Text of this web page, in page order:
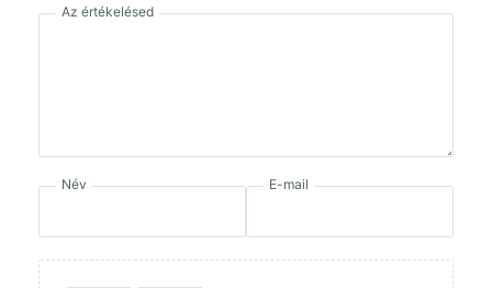
Az értékelésed
Név E-mail